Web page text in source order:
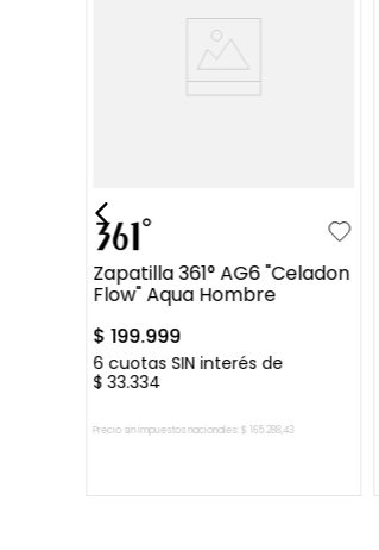
45 46
Zapatilla 361° AG6 "Celadon
Flow" Aqua Hombre
$ 199.999
6cuotas SIN interés de
$ 33.334
Precio sin impuestos nacionales: $ 165.288,43